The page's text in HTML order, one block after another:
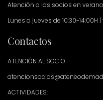
Atención a los socios en
Lunes a jueves de 10:30-14:00H |
Contactos
ATENCIÓN AL SOCIO
ACTIVIDADES: